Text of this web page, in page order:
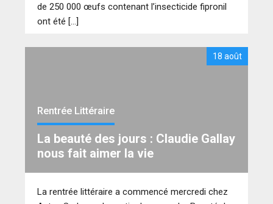
de 250 000 œufs contenant l’insecticide fipronil
ont été […]
18 août
Rentrée Littéraire
La beauté des jours : Claudie Gallay
nous fait aimer la vie
La rentrée littéraire a commencé mercredi chez